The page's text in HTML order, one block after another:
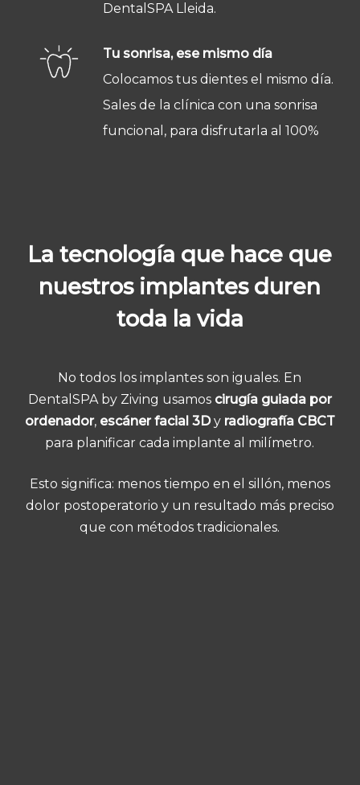
DentalSPA Lleida.
Tu sonrisa, ese mismo día
Colocamos tus dientes el mismo día.
Sales de la clínica con una sonrisa
funcional, para disfrutarla al 100%
La tecnología que hace que
nuestros implantes duren
toda la vida
No todos los implantes son iguales. En
DentalSPA by Ziving usamos cirugía guiada por
ordenador, escáner facial 3Dy radiografía CBCT
para planificar cada implante al milímetro.
Esto significa: menos tiempo en el sillón, menos
dolor postoperatorio y un resultado más preciso
que con métodos tradicionales.